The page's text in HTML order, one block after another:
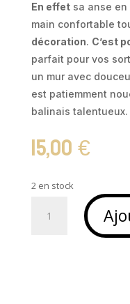
En effetsa anse en
main confortable
décoration. C’est
parfait pour vos
un mur avec
est patiemment
balinais talentueux.
15,00€
2 en stock